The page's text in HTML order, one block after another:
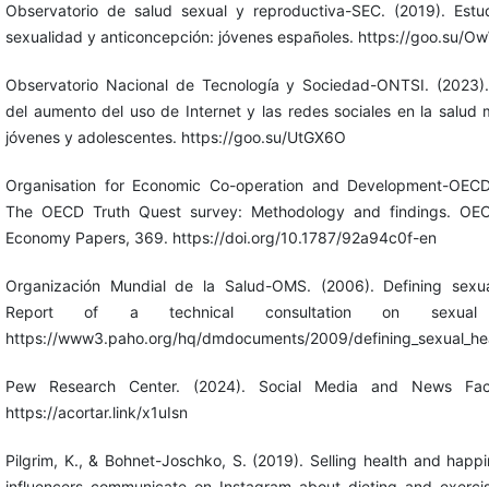
Observatorio de salud sexual y reproductiva-SEC. (2019).
sexualidad y anticoncepción: jóvenes españoles. https://goo.su/
Observatorio Nacional de Tecnología y Sociedad-ONTSI.
del aumento del uso de Internet y las redes sociales en la salud
jóvenes y adolescentes. https://goo.su/UtGX6O
Organisation for Economic Co-operation and Development-
The OECD Truth Quest survey: Methodology and findings.
Economy Papers, 369. https://doi.org/10.1787/92a94c0f-en
Organización Mundial de la Salud-OMS. (2006). Defining
Report of a technical consultation on sexual
https://www3.paho.org/hq/dmdocuments/2009/
Pew Research Center. (2024). Social Media and News
https://acortar.link/x1uIsn
Pilgrim, K., & Bohnet-Joschko, S. (2019). Selling health and